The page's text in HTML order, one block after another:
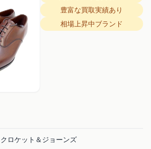
豊富な買取実績あり
相場上昇中ブランド
クロケット＆ジョーンズ